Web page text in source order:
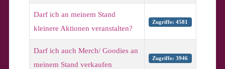
Darf ich an meinem Stand
kleinere Aktionen veranstalten?
Zugriffe: 4581
Darf ich auch Merch/ Goodies an
meinem Stand verkaufen
Zugriffe: 3946